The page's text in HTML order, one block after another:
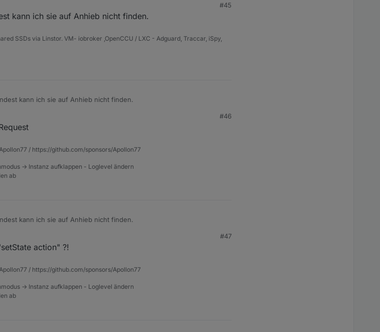
#45
kann ich sie auf Anhieb nicht finden.
SSDs via Linstor. VM- iobroker ,OpenCCU / LXC - Adguard, Traccar, iSpy,
kann ich sie auf Anhieb nicht finden.
#46
/ https://github.com/sponsors/Apollon77
-> Instanz aufklappen - Loglevel ändern
ab
kann ich sie auf Anhieb nicht finden.
#47
action" ?!
/ https://github.com/sponsors/Apollon77
-> Instanz aufklappen - Loglevel ändern
ab